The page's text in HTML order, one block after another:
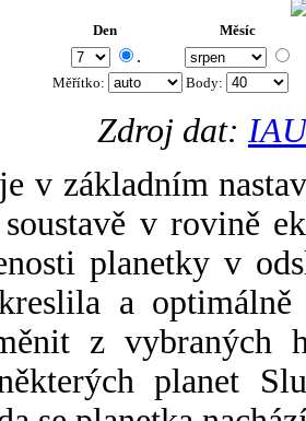
Den Měsíc
.
Měřítko: Body:
Zdroj dat:
v základním
v rovině
planetky v
a
z vybraných
planet